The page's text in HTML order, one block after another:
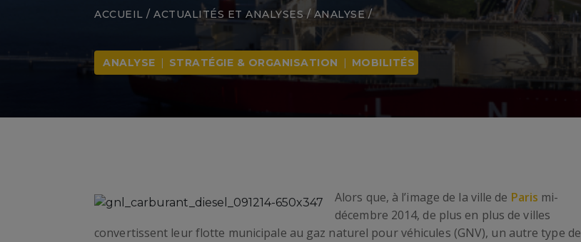
ACCUEIL / ACTUALITÉS ET ANALYSES/ ANALYSE/
ANALYSE | STRATÉGIE & ORGANISATION | MOBILITÉS
Alors que, à l’image de la ville de Paris mi-
décembre 2014, de plus en plus de villes
convertissent leur flotte municipale au gaz naturel pour véhicules (GNV), un autre type de